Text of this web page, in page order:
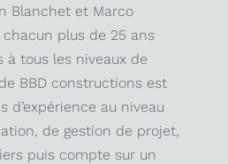
Blanchet et Marco
plus de 25 ans
à tous les niveaux de
de BBD constructions est
d’expérience au niveau
de gestion de projet,
puis compte sur un